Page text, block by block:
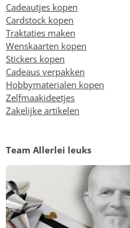
Cadeautjes kopen
Cardstock kopen
Traktaties maken
Wenskaarten kopen
Stickers kopen
Cadeaus verpakken
Hobbymaterialen kopen
Zelfmaakideetjes
Zakelijke artikelen
Team Allerlei leuks